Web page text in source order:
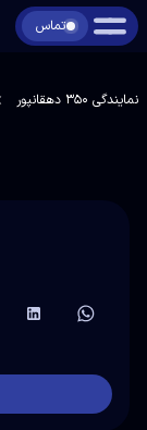
تماس
نمایندگی 350 دهقانپور